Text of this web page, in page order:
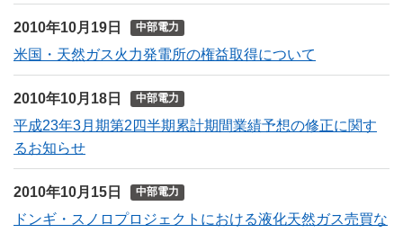
2010年10月19日 中部電力
米国・天然ガス火力発電所の権益取得について
2010年10月18日 中部電力
平成23年3月期第2四半期累計期間業績予想の修正に関す
るお知らせ
2010年10月15日 中部電力
ドンギ・スノロプロジェクトにおける液化天然ガス売買な